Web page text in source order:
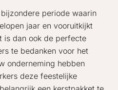
periode waarin
jaar en vooruitkijkt
is dan ook de perfecte
te bedanken voor het
onderneming hebben
deze feestelijke